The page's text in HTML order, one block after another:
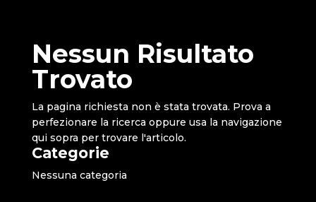
Nessun Risultato
Trovato
La pagina richiesta non è stata trovata. Prova a
perfezionare la ricerca oppure usa la navigazione
qui sopra per trovare l'articolo.
Categorie
Nessuna categoria